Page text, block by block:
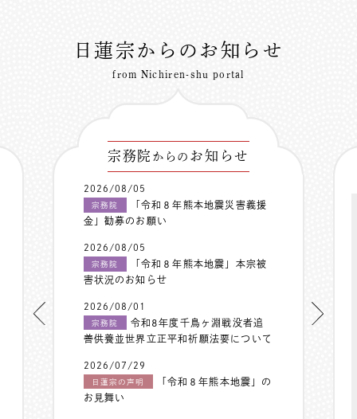
日蓮宗からのお知らせ
from Nichiren-shu portal
宗務院 からの お知らせ
2026/08/05
宗務院
「令和８年熊本地震災害義援
金」勧募のお願い
2026/08/05
宗務院
「令和８年熊本地震」本宗被
害状況のお知らせ
2026/08/01
宗務院
令和8年度千鳥ヶ淵戦没者追
善供養並世界立正平和祈願法要について
2026/07/29
日蓮宗の声明
「令和８年熊本地震」の
お見舞い